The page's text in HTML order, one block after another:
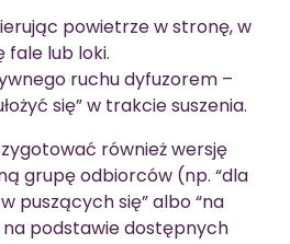
powietrze w stronę, w
fale lub loki.
ruchu dyfuzorem –
się” w trakcie suszenia.
również wersję
grupę odbiorców (np. “dla
puszących się” albo “na
na podstawie dostępnych